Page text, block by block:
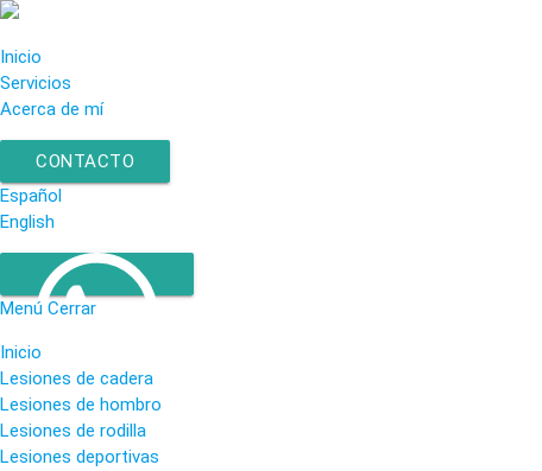
Inicio
Servicios
Acerca de mí
CONTACTO
Español
English
442 784 13 09
Menú Cerrar
Inicio
Lesiones de cadera
Lesiones de hombro
Lesiones de rodilla
Lesiones deportivas